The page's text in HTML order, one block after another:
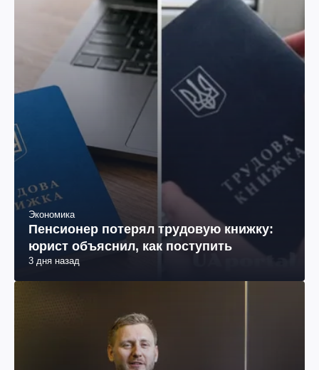
Экономика
Пенсионер потерял трудовую книжку:
юрист объяснил, как поступить
3 дня назад